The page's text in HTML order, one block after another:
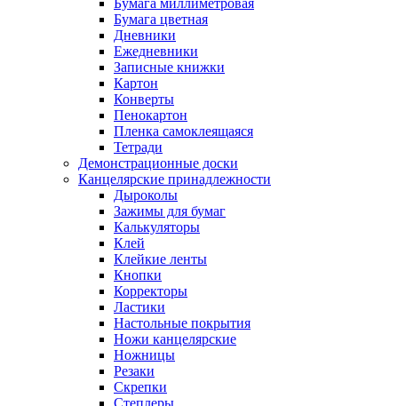
Бумага миллиметровая
Бумага цветная
Дневники
Ежедневники
Записные книжки
Картон
Конверты
Пенокартон
Пленка самоклеящаяся
Тетради
Демонстрационные доски
Канцелярские принадлежности
Дыроколы
Зажимы для бумаг
Калькуляторы
Клей
Клейкие ленты
Кнопки
Корректоры
Ластики
Настольные покрытия
Ножи канцелярские
Ножницы
Резаки
Скрепки
Степлеры